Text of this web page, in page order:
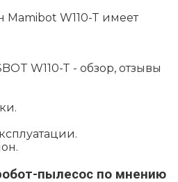
Mamibot W110-T имеет
пылесос по мнению